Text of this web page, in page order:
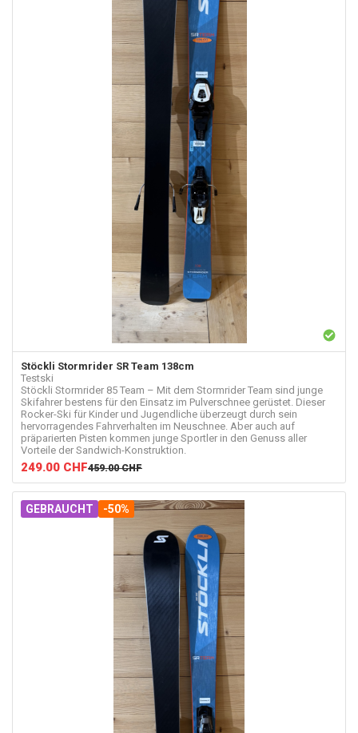
Stöckli Stormrider SR Team 138cm
Testski
Stöckli Stormrider 85 Team – Mit dem Stormrider Team sind junge
Skifahrer bestens für den Einsatz im Pulverschnee gerüstet. Dieser
Rocker-Ski für Kinder und Jugendliche überzeugt durch sein
hervorragendes Fahrverhalten im Neuschnee. Aber auch auf
präparierten Pisten kommen junge Sportler in den Genuss aller
Vorteile der Sandwich-Konstruktion.
249.00 CHF459.00 CHF
GEBRAUCHT -50%